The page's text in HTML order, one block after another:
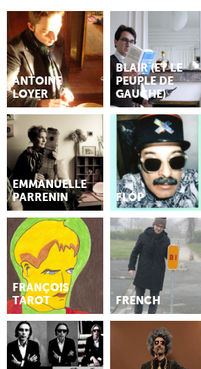
ANTOINE
LOYER
BLAIR (ET LE
PEUPLE DE
GAUCHE)
EMMANUELLE
PARRENIN
FLÓP
FRANÇOIS
TAROT
FRENCH